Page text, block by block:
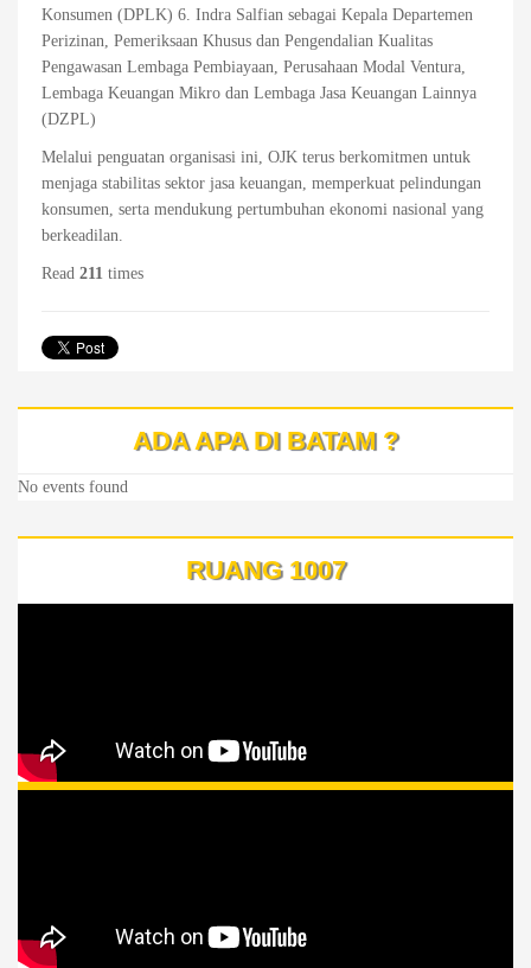
Konsumen (DPLK) 6. Indra Salfian sebagai Kepala Departemen
Perizinan, Pemeriksaan Khusus dan Pengendalian Kualitas
Pengawasan Lembaga Pembiayaan, Perusahaan Modal Ventura,
Lembaga Keuangan Mikro dan Lembaga Jasa Keuangan Lainnya
(DZPL)
Melalui penguatan organisasi ini, OJK terus berkomitmen untuk
menjaga stabilitas sektor jasa keuangan, memperkuat pelindungan
konsumen, serta mendukung pertumbuhan ekonomi nasional yang
berkeadilan.
Read 211 times
ADA APA DI BATAM ?
No events found
RUANG 1007